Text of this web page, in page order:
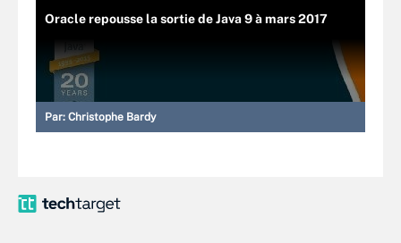
Oracle repousse la sortie de Java 9 à mars 2017
Par: Christophe Bardy